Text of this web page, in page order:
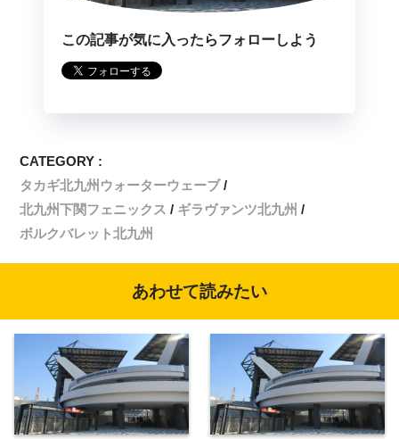
この記事が気に入ったらフォローしよう
CATEGORY :
タカギ北九州ウォーターウェーブ
北九州下関フェニックス
ギラヴァンツ北九州
ボルクバレット北九州
あわせて読みたい